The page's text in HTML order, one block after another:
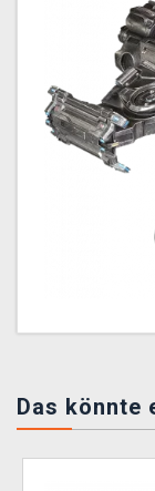
Das könnte